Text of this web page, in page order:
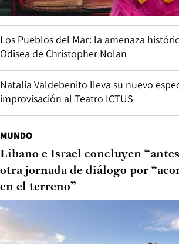
Los Pueblos del Mar: la amenaza
Odisea de Christopher Nolan
Natalia Valdebenito lleva su nuevo
improvisación al Teatro ICTUS
MUNDO
Líbano e Israel concluyen
otra jornada de diálogo por
en el terreno”